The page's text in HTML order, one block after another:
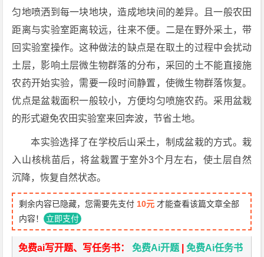
匀地喷洒到每一块地块，造成地块间的差异。且一般农田
距离与实验室距离较远，往来不便。二是在野外采土，带
回实验室操作。这种做法的缺点是在取土的过程中会扰动
土层，影响土层微生物群落的分布，采回的土不能直接施
农药开始实验，需要一段时间静置，使微生物群落恢复。
优点是盆栽面积一般较小，方便均匀喷施农药。采用盆栽
的形式避免农田实验室来回奔波，节省土地。
本实验选择了在学校后山采土，制成盆栽的方式。栽
入山核桃苗后，将盆栽置于室外3个月左右，使土层自然
沉降，恢复自然状态。
剩余内容已隐藏，您需要先支付 10元 才能查看该篇文章全部
内容！ 立即支付
免费ai写开题、写任务书：免费Ai开题 |免费Ai任务书